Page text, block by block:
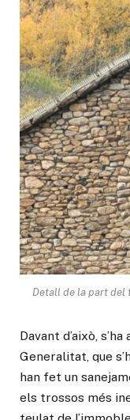
Detall de la part del
Davant d’això,
Generalitat, que
han fet un
els trossos més